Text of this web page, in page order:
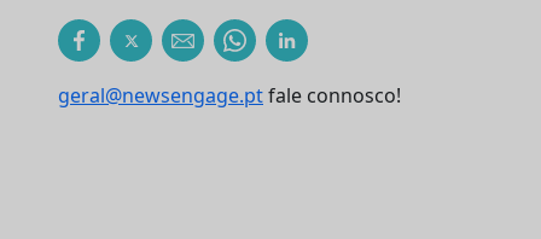
geral@newsengage.ptfale connosco!